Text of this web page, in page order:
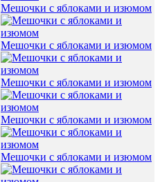
Мешочки с яблоками и изюмом
Мешочки с яблоками и изюмом
Мешочки с яблоками и изюмом
Мешочки с яблоками и изюмом
Мешочки с яблоками и изюмом